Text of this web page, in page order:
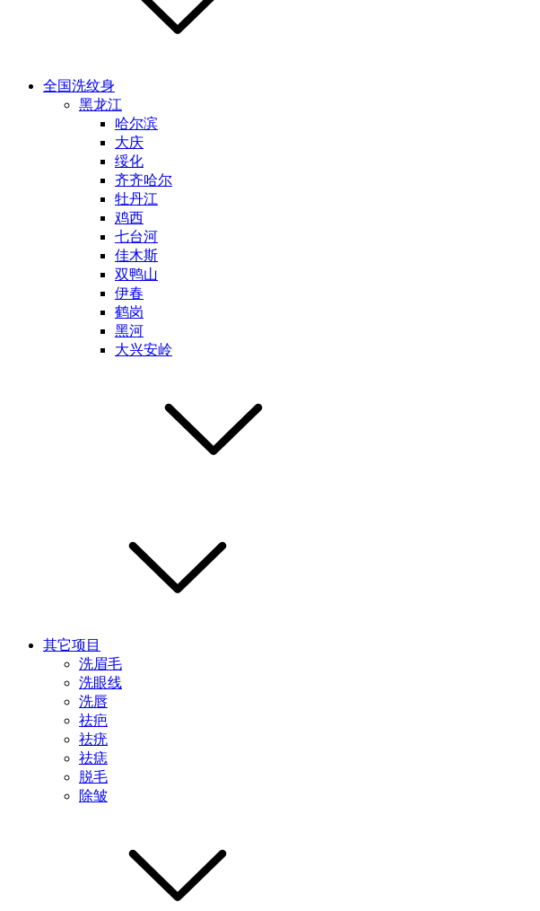
全国洗纹身
黑龙江
哈尔滨
大庆
绥化
齐齐哈尔
牡丹江
鸡西
七台河
佳木斯
双鸭山
伊春
鹤岗
黑河
大兴安岭
其它项目
洗眉毛
洗眼线
洗唇
祛疤
祛疣
祛痣
脱毛
除皱